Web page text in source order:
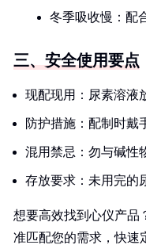
冬季吸收慢：配
三、安全使用要点
现配现用：尿素溶液
防护措施：配制时戴
混用禁忌：勿与碱性
存放要求：未用完的
想要高效找到心仪产品
准匹配您的需求，快速